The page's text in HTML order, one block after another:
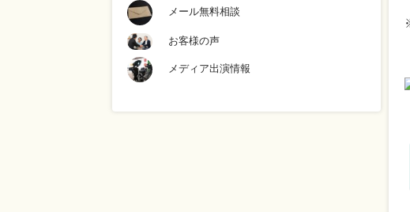
メール無料相談
お客様の声
メディア出演情報